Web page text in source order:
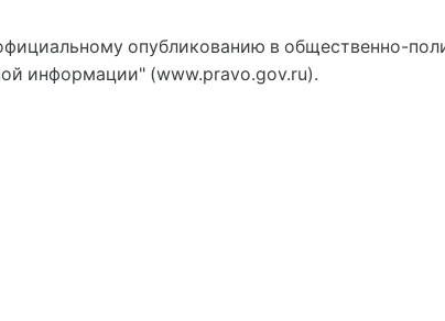
опубликованию в общественно-
информации" (www.pravo.gov.ru).